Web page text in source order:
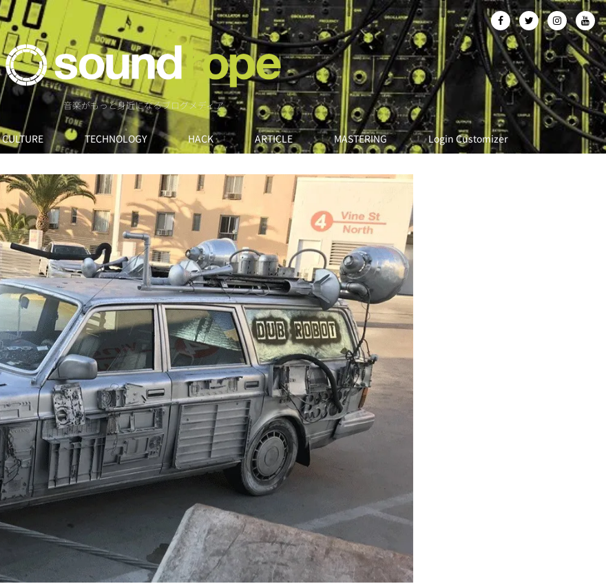
音楽がもっと身近になるブログメディア
CULTURE TECHNOLOGY HACK ARTICLE MASTERING Login Customizer